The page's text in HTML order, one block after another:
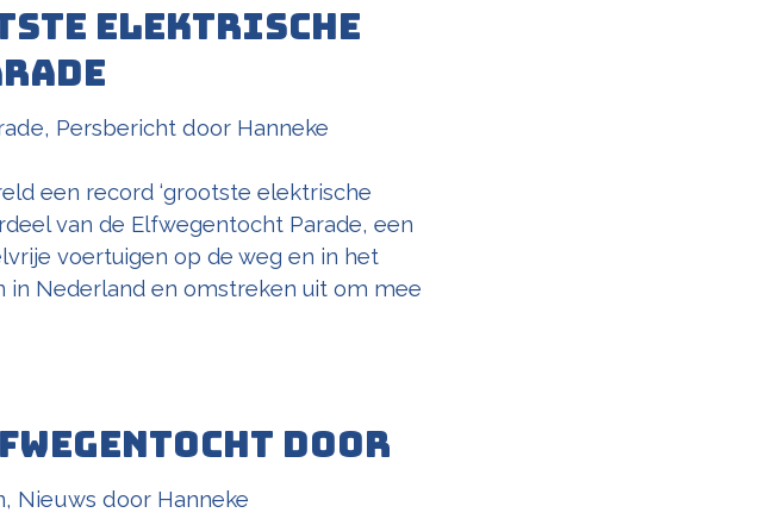
Elektrische
, Persbericht door Hanneke
een record ‘grootste elektrische
van de Elfwegentocht Parade, een
voertuigen op de weg en in het
in Nederland en omstreken uit om mee
door
, Nieuws door Hanneke